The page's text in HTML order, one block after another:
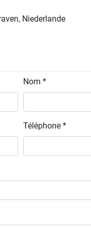
Niederlande
Nom *
Téléphone *